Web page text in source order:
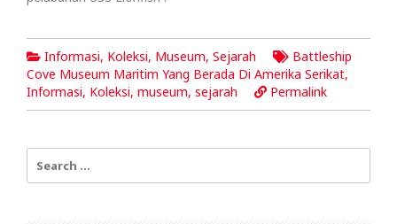
Informasi, Koleksi, Museum, Sejarah
Battleship
Cove Museum Maritim Yang Berada Di Amerika Serikat,
Informasi, Koleksi, museum, sejarah Permalink
Search
for: